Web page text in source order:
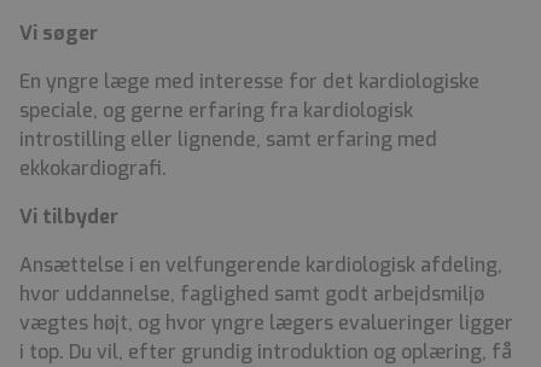
Vi søger
En yngre læge med interesse for det kardiologiske
speciale, og gerne erfaring fra kardiologisk
introstilling eller lignende, samt erfaring med
ekkokardiografi.
Vi tilbyder
Ansættelse i en velfungerende kardiologisk afdeling,
hvor uddannelse, faglighed samt godt arbejdsmiljø
vægtes højt, og hvor yngre lægers evalueringer ligger
i top. Du vil, efter grundig introduktion og oplæring, få